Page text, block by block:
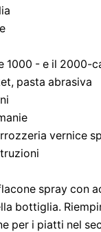
1000 - e il 2000-
pasta abrasiva
vernice
spray con
bottiglia.
per i piatti nel